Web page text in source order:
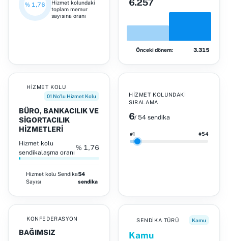
% 1,76
Hizmet kolundaki
toplam memur
sayısına oranı
6.257
Önceki dönem: 3.315
HIZMET KOLU
01 No'lu Hizmet Kolu
BÜRO, BANKACILIK VE
SİGORTACILIK
HİZMETLERİ
Hizmet kolu
sendikalaşma oranı
% 1,76
Hizmet kolu Sendika
Sayısı
54
sendika
HIZMET KOLUNDAKI
SIRALAMA
6/ 54 sendika
#1 #54
KONFEDERASYON
BAĞIMSIZ
SENDIKA TÜRÜ Kamu
Kamu